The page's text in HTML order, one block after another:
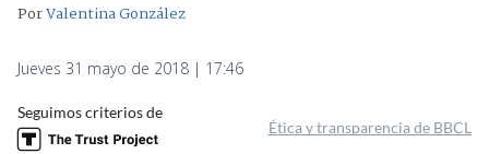
PorValentina González
Jueves 31 mayo de 2018 | 17:46
Seguimos criterios de
Ética y transparencia de BBCL